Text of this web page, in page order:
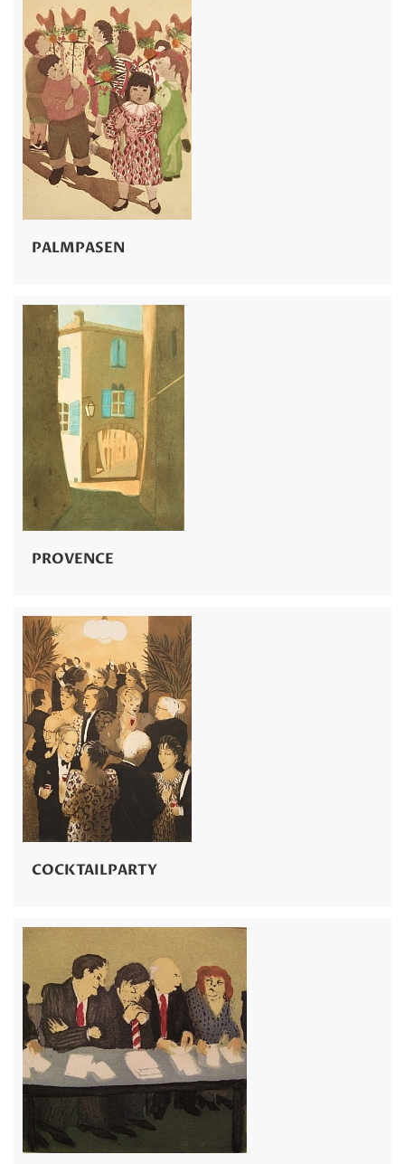
PALMPASEN
PROVENCE
COCKTAILPARTY